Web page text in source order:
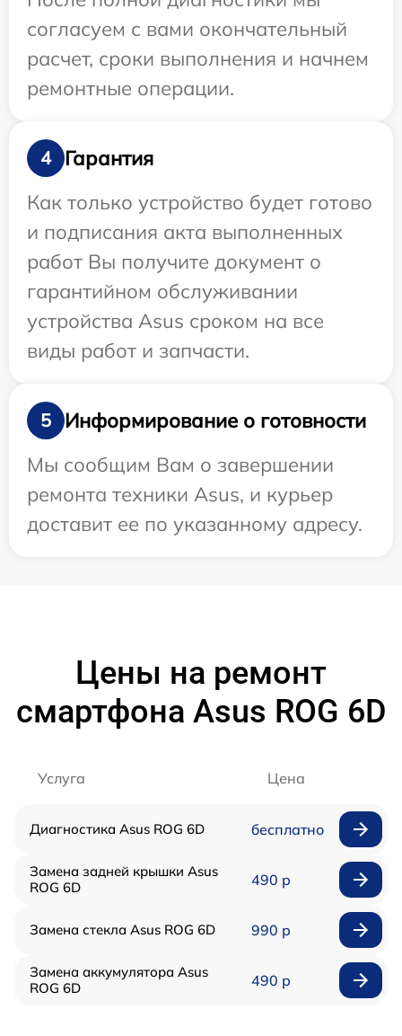
согласуем с вами окончательный
расчет, сроки выполнения и начнем
ремонтные операции.
4
Гарантия
Как только устройство будет готово
и подписания акта выполненных
работ Вы получите документ о
гарантийном обслуживании
устройства Asus сроком на все
виды работ и запчасти.
5
Информирование о готовности
Мы сообщим Вам о завершении
ремонта техники Asus, и курьер
доставит ее по указанному адресу.
Цены на ремонт
смартфона Asus ROG 6D
Услуга Цена
Диагностика Asus ROG 6D бесплатно
Замена задней крышки Asus
ROG 6D
490 р
Замена стекла Asus ROG 6D 990 р
Замена аккумулятора Asus
ROG 6D
490 р